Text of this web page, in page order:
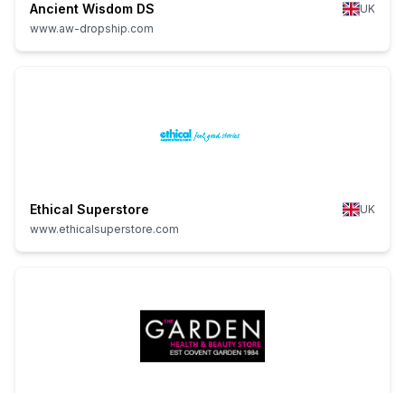
Ancient Wisdom DS
UK
www.aw-dropship.com
Ethical Superstore
UK
www.ethicalsuperstore.com